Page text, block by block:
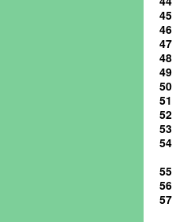
45
46
47
48
49
50
51
52
53
54
55
56
57